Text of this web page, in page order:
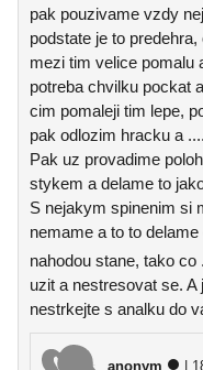
pak pouzivame vzdy
podstate je to
mezi tim velice pomalu
potreba chvilku pockat
cim pomaleji tim lepe,
pak odlozim hracku a
Pak uz provadime
stykem a delame to
S nejakym spinenim si
nemame a to to
nahodou stane, tako co
uzit a nestresovat se.
nestrkejte s analku do
anonym |